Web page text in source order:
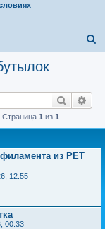
Поиск
Страница 1 из 1
из PET
12:55
00:33